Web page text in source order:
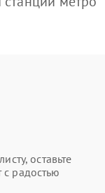
оставьте
радостью